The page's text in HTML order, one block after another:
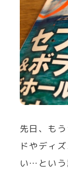
先日、も
ドやディ
い…という